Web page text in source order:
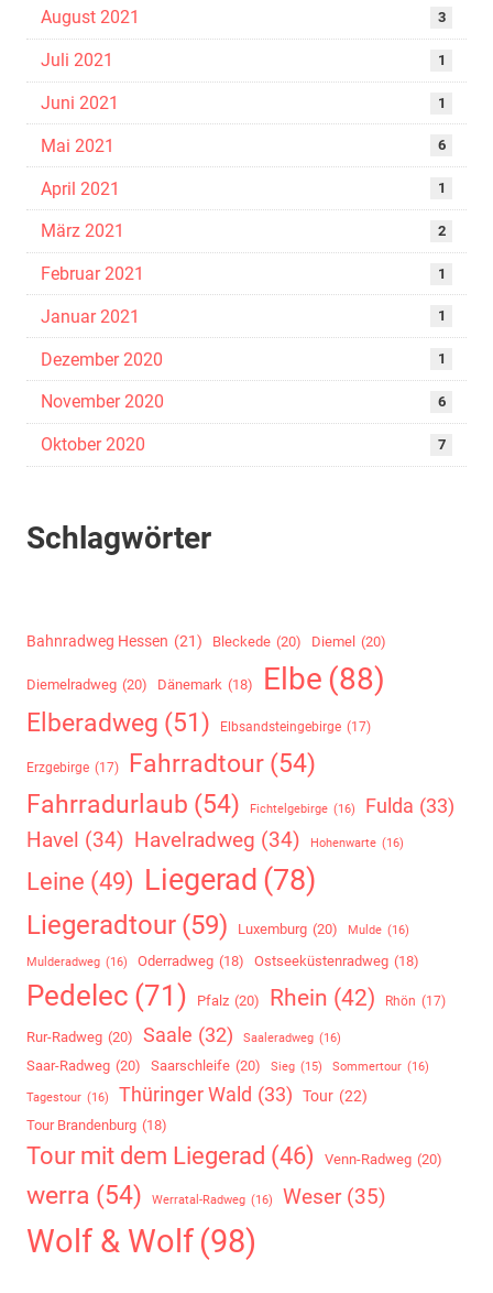
August 2021 3
Juli 2021 1
Juni 2021 1
Mai 2021 6
April 2021 1
März 2021 2
Februar 2021 1
Januar 2021 1
Dezember 2020 1
November 2020 6
Oktober 2020 7
Schlagwörter
Bahnradweg Hessen (21) Bleckede (20) Diemel (20)
Diemelradweg (20) Dänemark (18) Elbe (88)
Elberadweg (51) Elbsandsteingebirge (17)
Erzgebirge (17) Fahrradtour (54)
Fahrradurlaub (54) Fichtelgebirge (16) Fulda (33)
Havel (34) Havelradweg (34) Hohenwarte (16)
Leine (49) Liegerad (78)
Liegeradtour (59) Luxemburg (20) Mulde (16)
Mulderadweg (16) Oderradweg (18) Ostseeküstenradweg (18)
Pedelec (71) Pfalz (20) Rhein (42) Rhön (17)
Rur-Radweg (20) Saale (32) Saaleradweg (16)
Saar-Radweg (20) Saarschleife (20) Sieg (15) Sommertour (16)
Tagestour (16) Thüringer Wald (33) Tour (22)
Tour Brandenburg (18)
Tour mit dem Liegerad (46) Venn-Radweg (20)
werra (54) Werratal-Radweg (16) Weser (35)
Wolf & Wolf (98)